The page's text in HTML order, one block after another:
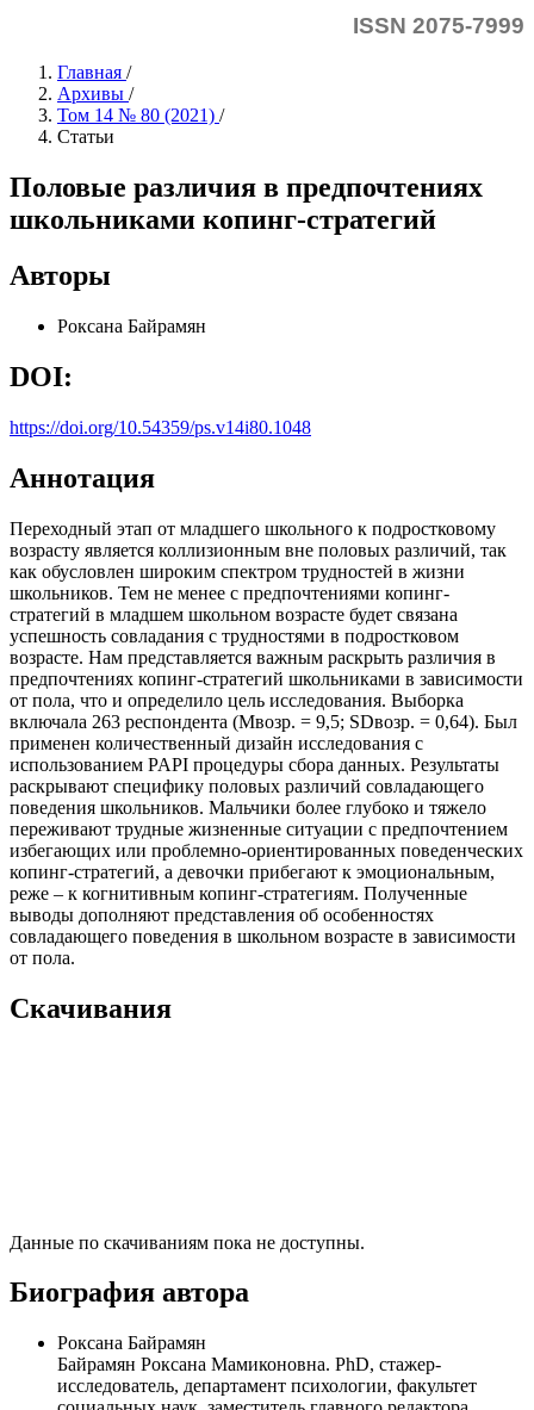
ISSN 2075-7999
Главная /
Архивы /
Том 14 № 80 (2021) /
Статьи
Половые различия в предпочтениях
школьниками копинг-стратегий
Авторы
Роксана Байрамян
DOI:
https://doi.org/10.54359/ps.v14i80.1048
Аннотация
Переходный этап от младшего школьного к подростковому
возрасту является коллизионным вне половых различий, так
как обусловлен широким спектром трудностей в жизни
школьников. Тем не менее с предпочтениями копинг-
стратегий в младшем школьном возрасте будет связана
успешность совладания с трудностями в подростковом
возрасте. Нам представляется важным раскрыть различия в
предпочтениях копинг-стратегий школьниками в зависимости
от пола, что и определило цель исследования. Выборка
включала 263 респондента (Мвозр. = 9,5; SDвозр. = 0,64). Был
применен количественный дизайн исследования с
использованием PAPI процедуры сбора данных. Результаты
раскрывают специфику половых различий совладающего
поведения школьников. Мальчики более глубоко и тяжело
переживают трудные жизненные ситуации с предпочтением
избегающих или проблемно-ориентированных поведенческих
копинг-стратегий, а девочки прибегают к эмоциональным,
реже – к когнитивным копинг-стратегиям. Полученные
выводы дополняют представления об особенностях
совладающего поведения в школьном возрасте в зависимости
от пола.
Скачивания
Данные по скачиваниям пока не доступны.
Биография автора
Роксана Байрамян
Байрамян Роксана Мамиконовна. PhD, стажер-
исследователь, департамент психологии, факультет